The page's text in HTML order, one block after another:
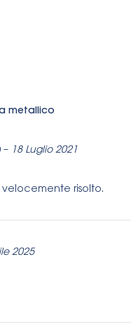
metallico
– 18 Luglio 2021
risolto.
2025